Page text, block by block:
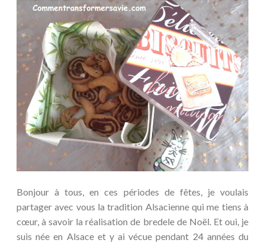
Bonjour à tous, en ces périodes de fêtes, je voulais
partager avec vous la tradition Alsacienne qui me tiens à
cœur, à savoir la réalisation de bredele de Noël. Et oui, je
suis née en Alsace et y ai vécue pendant 24 années du